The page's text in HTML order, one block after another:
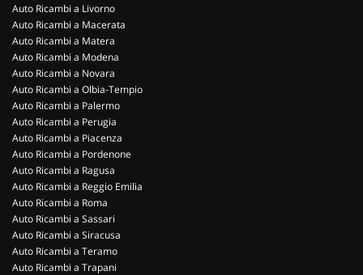
Auto Ricambi a Livorno
Auto Ricambi a Macerata
Auto Ricambi a Matera
Auto Ricambi a Modena
Auto Ricambi a Novara
Auto Ricambi a Olbia-Tempio
Auto Ricambi a Palermo
Auto Ricambi a Perugia
Auto Ricambi a Piacenza
Auto Ricambi a Pordenone
Auto Ricambi a Ragusa
Auto Ricambi a Reggio Emilia
Auto Ricambi a Roma
Auto Ricambi a Sassari
Auto Ricambi a Siracusa
Auto Ricambi a Teramo
Auto Ricambi a Trapani